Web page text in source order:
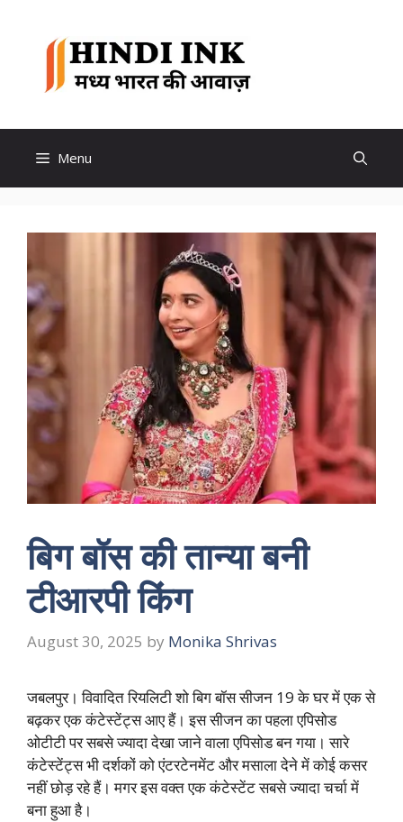
content
Menu
बिग बॉस की तान्या बनी
टीआरपी किंग
August 30, 2025 by Monika Shrivas
जबलपुर। विवादित रियलिटी शो बिग बॉस सीजन 19 के घर में एक से
बढ़कर एक कंटेस्टेंट्स आए हैं। इस सीजन का पहला एपिसोड
ओटीटी पर सबसे ज्यादा देखा जाने वाला एपिसोड बन गया। सारे
कंटेस्टेंट्स भी दर्शकों को एंटरटेनमेंट और मसाला देने में कोई कसर
नहीं छोड़ रहे हैं। मगर इस वक्त एक कंटेस्टेंट सबसे ज्यादा चर्चा में
बना हुआ है।